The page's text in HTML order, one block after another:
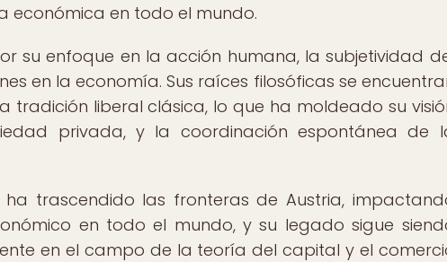
en todo el mundo.
su enfoque en la acción humana, la subjetividad
en la economía. Sus raíces filosóficas se
tradición liberal clásica, lo que ha moldeado su
privada, y la coordinación espontánea de
ha trascendido las fronteras de Austria,
en todo el mundo, y su legado sigue
en el campo de la teoría del capital y el